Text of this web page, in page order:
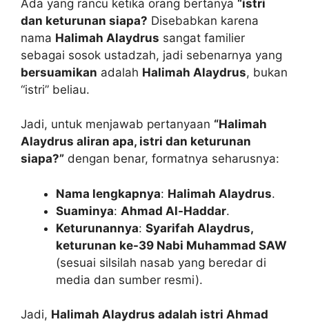
Ada yang rancu ketika orang bertanya “istri
dan keturunan siapa? Disebabkan karena
nama Halimah Alaydrus sangat familier
sebagai sosok ustadzah, jadi sebenarnya yang
bersuamikan adalah Halimah Alaydrus, bukan
“istri” beliau.
Jadi, untuk menjawab pertanyaan “Halimah
Alaydrus aliran apa, istri dan keturunan
siapa?” dengan benar, formatnya seharusnya:
Nama lengkapnya: Halimah Alaydrus.
Suaminya: Ahmad Al-Haddar.
Keturunannya: Syarifah Alaydrus,
keturunan ke-39 Nabi Muhammad SAW
(sesuai silsilah nasab yang beredar di
media dan sumber resmi).
Jadi, Halimah Alaydrus adalah istri Ahmad